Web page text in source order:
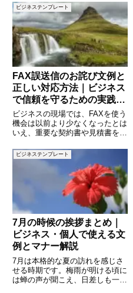
あれば、秋の涼しさや紅葉の気配
を盛り込むこともあります。特に
ビジネスシーンでは、相手に季節
感を伝えつつ、礼儀を守った挨拶
が
ビジネステンプレート
FAX誤送信のお詫び文例と
正しい対応方法｜ビジネス
で信頼を守るための実践ガ
イド
ビジネスの現場では、FAXを使う
機会は以前より少なくなったとは
いえ、重要な契約書や見積書を送
ります。ところが、FAXには「宛
先番号の誤り」という人的ミスが
つきもので、誤送信が発生するリ
スクがあります。誤送信は個
ビジネステンプレート
7月の時候の挨拶まとめ｜
ビジネス・個人で使える文
例とマナー解説
7月は本格的な夏の訪れを感じさ
せる時期です。梅雨が明ける頃に
は蝉の声が聞こえ、日差しも一段